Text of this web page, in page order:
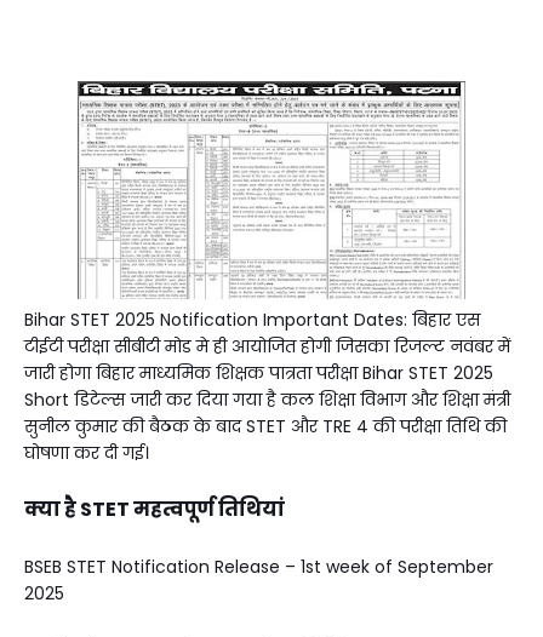
Bihar STET 2025 Notification Important Dates: बिहार एस
टीईटी परीक्षा सीबीटी मोड मे ही आयोजित होगी जिसका रिजल्ट नवंबर में
जारी होगा बिहार माध्यमिक शिक्षक पात्रता परीक्षा Bihar STET 2025
Short डिटेल्स जारी कर दिया गया है कल शिक्षा विभाग और शिक्षा मंत्री
सुनील कुमार की बैठक के बाद STET और TRE 4 की परीक्षा तिथि की
घोषणा कर दी गई।
क्या है STET महत्वपूर्ण तिथियां
BSEB STET Notification Release – 1st week of September
2025